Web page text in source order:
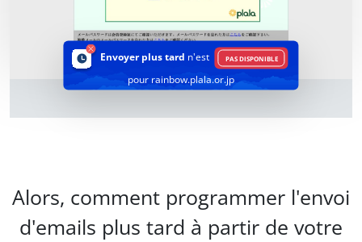
Envoyer plus tard n'est PAS DISPONIBLE
pour rainbow.plala.or.jp
Alors, comment programmer l'envoi
d'emails plus tard à partir de votre